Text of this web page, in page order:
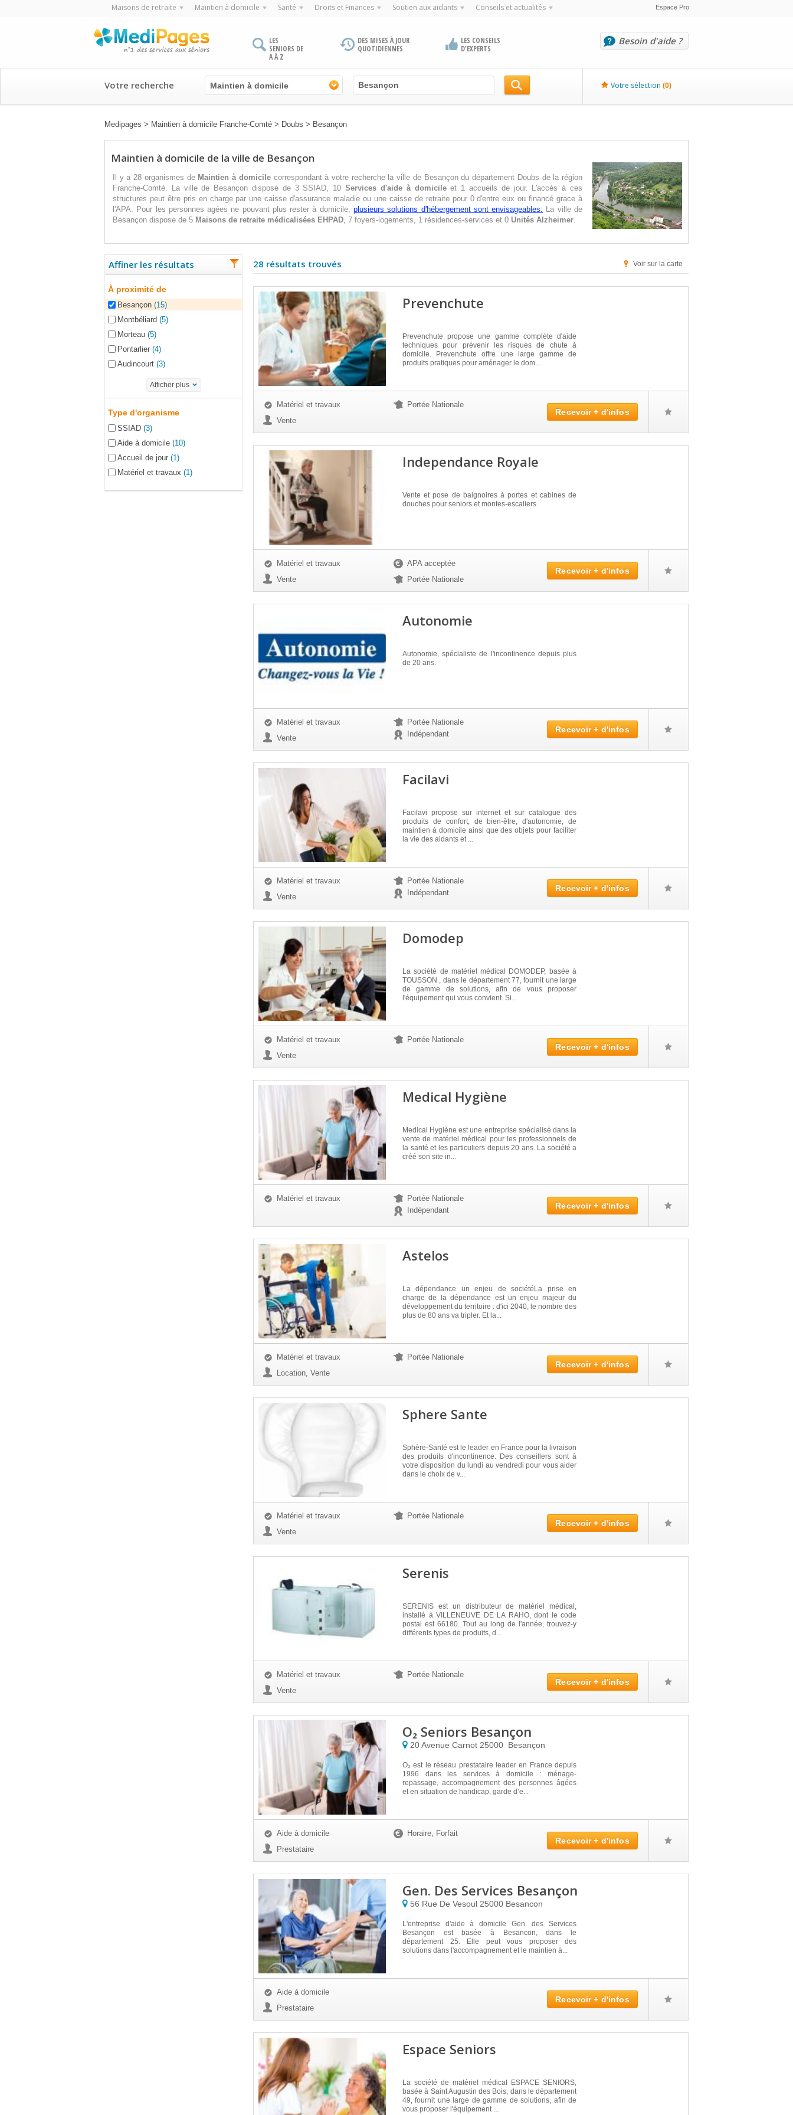
Maisons de retraite Maintien à domicile Santé Droits et Finances Soutien aux aidants Conseils et actualités Espace Pro
LES
SENIORS DE
A À Z
DES MISES À JOUR
QUOTIDIENNES
LES CONSEILS
D'EXPERTS
Besoin d'aide ?
Votre recherche Maintien à domicile Votre sélection (0)
Medipages > Maintien à domicile Franche-Comté > Doubs > Besançon
Maintien à domicile de la ville de Besançon
Il y a 28 organismes de Maintien à domicilecorrespondant à votre recherche la ville de Besançon du département Doubs de la région
Franche-Comté. La ville de Besançon dispose de 3 SSIAD, 10Services d'aide à domicileet 1 accueils de jour. L'accès à ces
structures peut être pris en charge par une caisse d'assurance maladie ou une caisse de retraite pour 0 d'entre eux ou financé grace à
l'APA. Pour les personnes agées ne pouvant plus rester à domicile,plusieurs solutions d'hébergement sont envisageables: La ville de
Besançon dispose de 5 Maisons de retraite médicalisées EHPAD, 7 foyers-logements, 1 résidences-services et 0 Unités Alzheimer.
Affiner les résultats
À proximité de
Besançon (15)
Montbéliard (5)
Morteau (5)
Pontarlier (4)
Audincourt (3)
Afficher plus
Type d'organisme
SSIAD (3)
Aide à domicile (10)
Accueil de jour (1)
Matériel et travaux (1)
28 résultats trouvés Voir sur la carte
Prevenchute
Prevenchute propose une gamme complète d'aide
techniques pour prévenir les risques de chute à
domicile. Prevenchute offre une large gamme de
produits pratiques pour aménager le dom...
Matériel et travaux
Vente
Portée Nationale
Recevoir + d'infos
Independance Royale
Vente et pose de baignoires à portes et cabines de
douches pour seniors et montes-escaliers
Matériel et travaux
Vente
APA acceptée
Portée Nationale
Recevoir + d'infos
Autonomie
Autonomie, spécialiste de l'incontinence depuis plus
de 20 ans.
Matériel et travaux
Vente
Portée Nationale
Indépendant
Recevoir + d'infos
Facilavi
Facilavi propose sur internet et sur catalogue des
produits de confort, de bien-être, d'autonomie, de
maintien à domicile ainsi que des objets pour faciliter
la vie des aidants et ...
Matériel et travaux
Vente
Portée Nationale
Indépendant
Recevoir + d'infos
Domodep
La société de matériel médical DOMODEP, basée à
TOUSSON , dans le département 77, fournit une large
de gamme de solutions, afin de vous proposer
l'équipement qui vous convient. Si...
Matériel et travaux
Vente
Portée Nationale
Recevoir + d'infos
Medical Hygiène
Medical Hygiène est une entreprise spécialisé dans la
vente de matériel médical pour les professionnels de
la santé et les particuliers depuis 20 ans. La société a
créé son site in...
Matériel et travaux
Portée Nationale
Indépendant
Recevoir + d'infos
Astelos
La dépendance un enjeu de sociétéLa prise en
charge de la dépendance est un enjeu majeur du
développement du territoire : d'ici 2040, le nombre des
plus de 80 ans va tripler. Et la...
Matériel et travaux
Location, Vente
Portée Nationale
Recevoir + d'infos
Sphere Sante
Sphère-Santé est le leader en France pour la livraison
des produits d'incontinence. Des conseillers sont à
votre disposition du lundi au vendredi pour vous aider
dans le choix de v...
Matériel et travaux
Vente
Portée Nationale
Recevoir + d'infos
Serenis
SERENIS est un distributeur de matériel médical,
installé à VILLENEUVE DE LA RAHO, dont le code
postal est 66180. Tout au long de l'année, trouvez-y
différents types de produits, d...
Matériel et travaux
Vente
Portée Nationale
Recevoir + d'infos
O₂ Seniors Besançon
20 Avenue Carnot 25000 Besançon
O₂ est le réseau prestataire leader en France depuis
1996 dans les services à domicile : ménage-
repassage, accompagnement des personnes âgées
et en situation de handicap, garde d’e...
Aide à domicile
Prestataire
Horaire, Forfait
Recevoir + d'infos
Gen. Des Services Besançon
56 Rue De Vesoul 25000 Besancon
L'entreprise d'aide à domicile Gen. des Services
Besançon est basée à Besancon, dans le
département 25. Elle peut vous proposer des
solutions dans l'accompagnement et le maintien à...
Aide à domicile
Prestataire
Recevoir + d'infos
Espace Seniors
La société de matériel médical ESPACE SENIORS,
basée à Saint Augustin des Bois, dans le département
49, fournit une large de gamme de solutions, afin de
vous proposer l'équipement ...